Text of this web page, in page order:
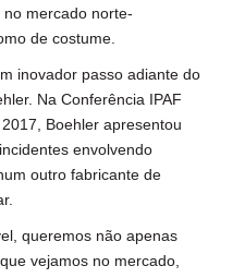
no mercado norte-
de costume.
inovador passo adiante do
Na Conferência IPAF
Boehler apresentou
envolvendo
outro fabricante de
queremos não apenas
vejamos no mercado,